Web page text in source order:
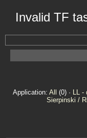
Invalid TF
Application: All (0) · LL -
Sierpinski /